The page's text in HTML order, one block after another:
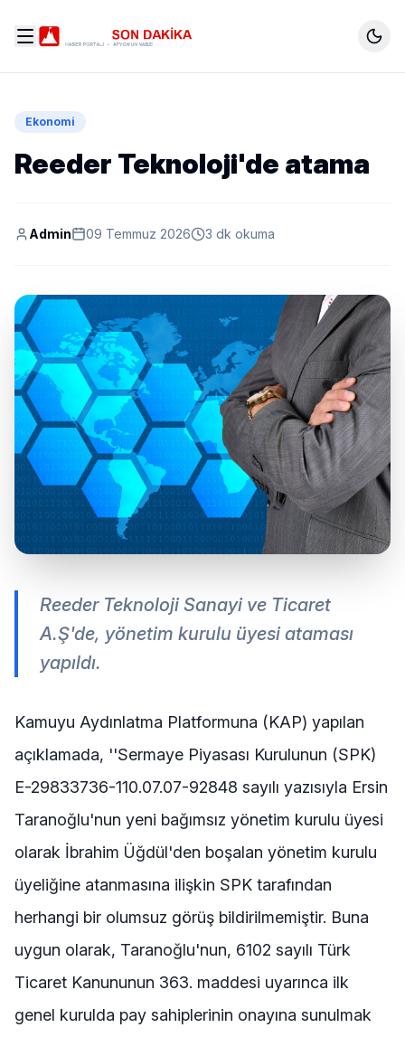
Ekonomi
Reeder Teknoloji'de atama
Admin 09 Temmuz 2026 3 dk okuma
Reeder Teknoloji Sanayi ve Ticaret
A.Ş'de, yönetim kurulu üyesi ataması
yapıldı.
Kamuyu Aydınlatma Platformuna (KAP) yapılan
açıklamada, ''Sermaye Piyasası Kurulunun (SPK)
E-29833736-110.07.07-92848 sayılı yazısıyla Ersin
Taranoğlu'nun yeni bağımsız yönetim kurulu üyesi
olarak İbrahim Üğdül'den boşalan yönetim kurulu
üyeliğine atanmasına ilişkin SPK tarafından
herhangi bir olumsuz görüş bildirilmemiştir. Buna
uygun olarak, Taranoğlu'nun, 6102 sayılı Türk
Ticaret Kanununun 363. maddesi uyarınca ilk
genel kurulda pay sahiplerinin onayına sunulmak